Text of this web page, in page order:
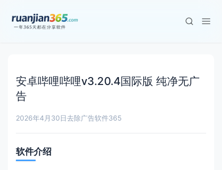
安卓哔哩哔哩v3.20.4国际版 纯净无广
告
2026年4月30日去除广告软件365
软件介绍